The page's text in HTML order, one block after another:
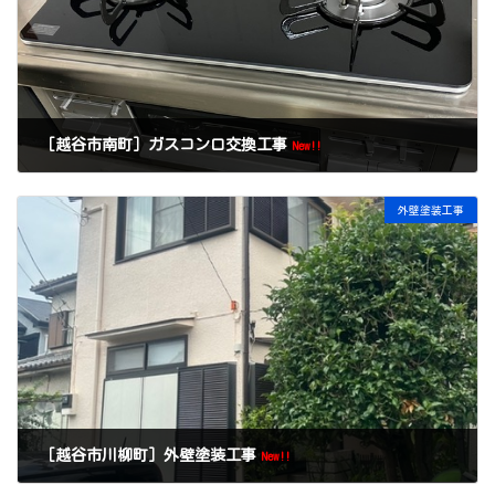
［越谷市南町］ガスコンロ交換工事 New!!
外壁塗装工事
［越谷市川柳町］外壁塗装工事 New!!